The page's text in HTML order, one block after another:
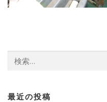
索:
最近の投稿